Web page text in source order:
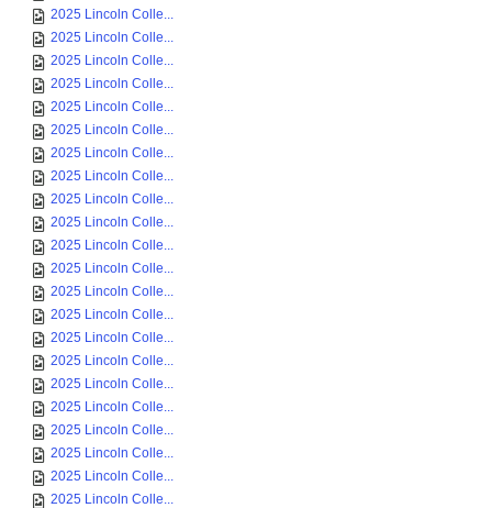
2025 Lincoln Colle...
2025 Lincoln Colle...
2025 Lincoln Colle...
2025 Lincoln Colle...
2025 Lincoln Colle...
2025 Lincoln Colle...
2025 Lincoln Colle...
2025 Lincoln Colle...
2025 Lincoln Colle...
2025 Lincoln Colle...
2025 Lincoln Colle...
2025 Lincoln Colle...
2025 Lincoln Colle...
2025 Lincoln Colle...
2025 Lincoln Colle...
2025 Lincoln Colle...
2025 Lincoln Colle...
2025 Lincoln Colle...
2025 Lincoln Colle...
2025 Lincoln Colle...
2025 Lincoln Colle...
2025 Lincoln Colle...